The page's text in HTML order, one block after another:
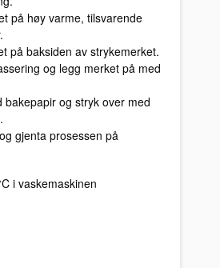
på høy varme, tilsvarende
på baksiden av strykemerket.
og legg merket på med
bakepapir og stryk over med
gjenta prosessen på
i vaskemaskinen